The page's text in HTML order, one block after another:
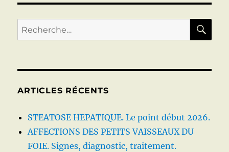
publications
ANT
E
Recherche
pour :
ARTICLES RÉCENTS
STEATOSE HEPATIQUE. Le point début 2026.
AFFECTIONS DES PETITS VAISSEAUX DU
FOIE. Signes, diagnostic, traitement.